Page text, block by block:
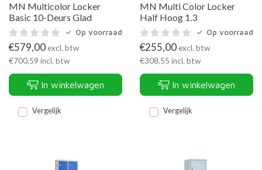
MN Multicolor Locker
Basic 10-Deurs Glad
Op voorraad
€579,00excl. btw
€700,59 incl. btw
In winkelwagen
Vergelijk
MN Multi Color Locker
Half Hoog 1.3
Op voorraad
€255,00excl. btw
€308,55 incl. btw
In winkelwagen
Vergelijk